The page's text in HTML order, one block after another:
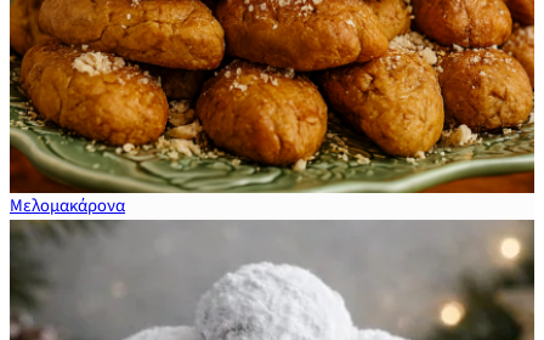
Μελομακάρονα